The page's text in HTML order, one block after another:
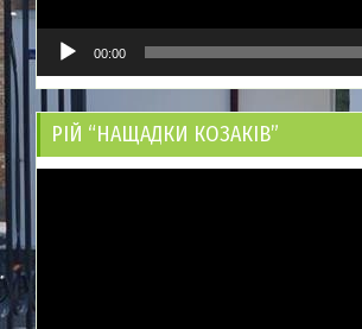
00:00
РІЙ “НАЩАДКИ КОЗАКІВ”